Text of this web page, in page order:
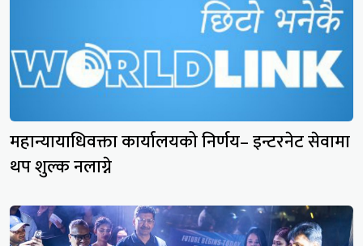
महान्यायाधिवक्ता कार्यालयको निर्णय– इन्टरनेट सेवामा
थप शुल्क नलाग्ने